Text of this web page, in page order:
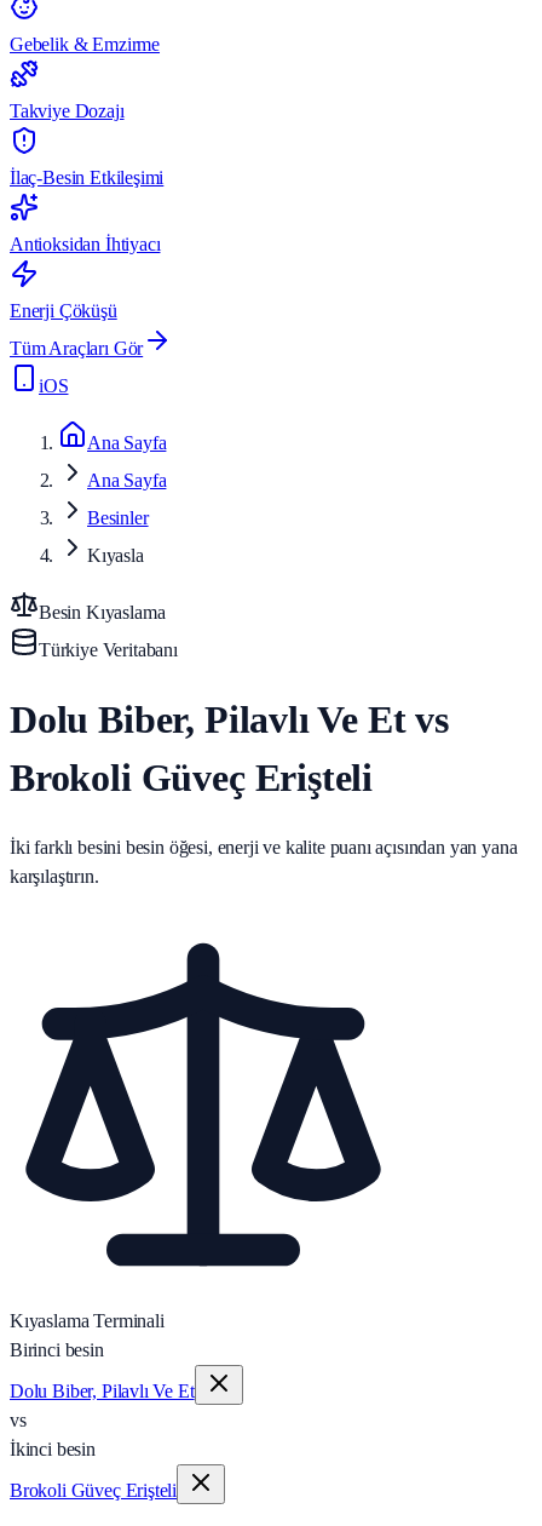
Gebelik & Emzirme
Takviye Dozajı
İlaç-Besin Etkileşimi
Antioksidan İhtiyacı
Enerji Çöküşü
Tüm Araçları Gör
iOS
Ana Sayfa
Ana Sayfa
Besinler
Kıyasla
Besin Kıyaslama
Türkiye Veritabanı
Dolu Biber, Pilavlı Ve Et vs
Brokoli Güveç Erişteli
İki farklı besini besin öğesi, enerji ve kalite puanı açısından yan yana
karşılaştırın.
Kıyaslama Terminali
Birinci besin
Dolu Biber, Pilavlı Ve Et
vs
İkinci besin
Brokoli Güveç Erişteli